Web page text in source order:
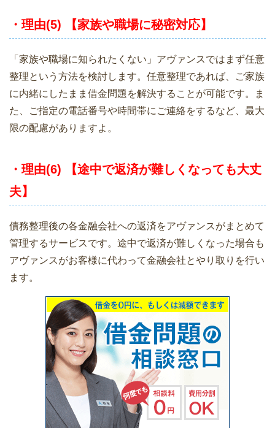
・理由(5) 【家族や職場に秘密対応】
「家族や職場に知られたくない」アヴァンスではまず任意
整理という方法を検討します。任意整理であれば、ご家族
に内緒にしたまま借金問題を解決することが可能です。ま
た、ご指定の電話番号や時間帯にご連絡をするなど、最大
限の配慮がありますよ。
・理由(6) 【途中で返済が難しくなっても大丈
夫】
債務整理後の各金融会社への返済をアヴァンスがまとめて
管理するサービスです。途中で返済が難しくなった場合も
アヴァンスがお客様に代わって金融会社とやり取りを行い
ます。